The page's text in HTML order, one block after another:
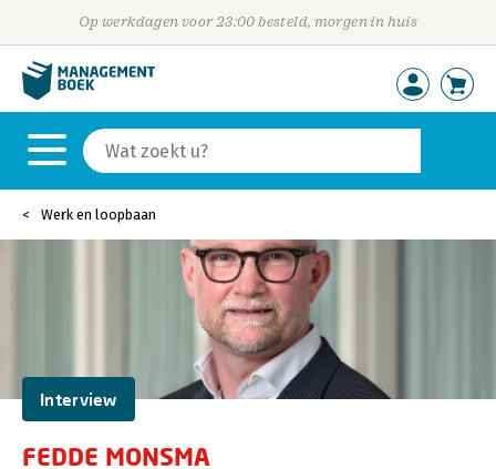
Op werkdagen voor 23:00 besteld, morgen in huis
Werk en loopbaan
Interview
FEDDE MONSMA